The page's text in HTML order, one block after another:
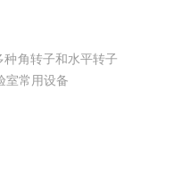
角转子和水平转子
室常用设备